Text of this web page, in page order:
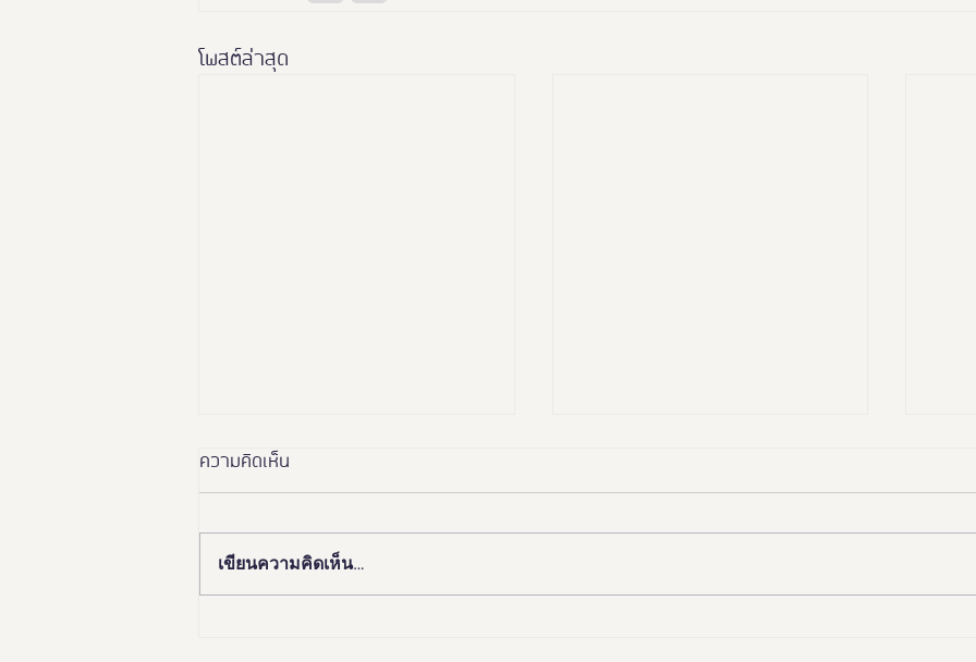
โพสต์ล่าสุด
ความคิดเห็น
เขียนความคิดเห็น…